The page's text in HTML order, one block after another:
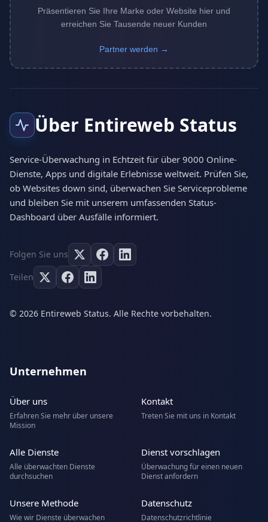
Präsentieren Sie Ihre Marke oder Website hier und
erreichen Sie Tausende neuer Kunden
Partner werden →
Über Entireweb Status
Service-Überwachung in Echtzeit für über 9000 Online-
Dienste, Apps und digitale Erlebnisse weltweit. Prüfen Sie,
ob Websites down sind, überwachen Sie Serviceprobleme
und bleiben Sie mit unserem umfassenden Status-
Dashboard über Ausfälle informiert.
Folgen Sie uns
Teilen
© 2026 Entireweb Status. Alle Rechte vorbehalten.
Unternehmen
Über uns
Erfahren Sie mehr über unsere
Mission
Kontakt
Treten Sie mit uns in Kontakt
Alle Dienste
Alle überwachten Dienste
durchsuchen
Dienst vorschlagen
Überwachung für einen neuen
Dienst anfordern
Unsere Methode
Wie wir Dienste überwachen
Datenschutz
Datenschutzrichtlinie